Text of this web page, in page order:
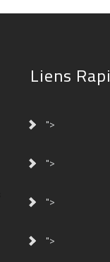
Liens
">
">
">
">